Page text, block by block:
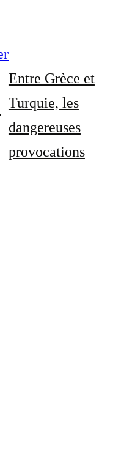
Entre Grèce et
Turquie, les
dangereuses
provocations